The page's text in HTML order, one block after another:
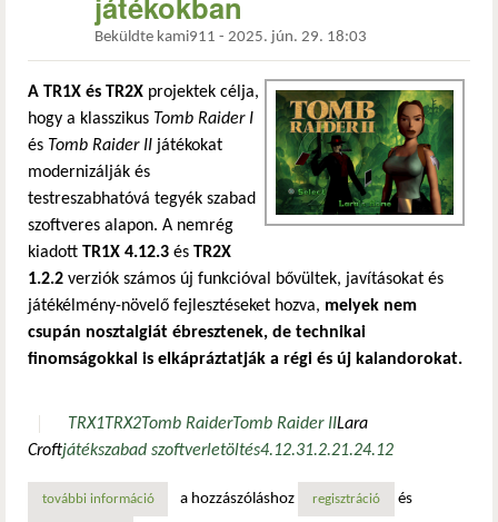
Beküldte kami911 - 2025. jún. 29. 18:03
A TR1X és TR2X projektek célja,
hogy a klasszikus Tomb Raider I
és Tomb Raider II játékokat
modernizálják és
testreszabhatóvá tegyék szabad
szoftveres alapon. A nemrég
kiadott TR1X 4.12.3 és TR2X
1.2.2 verziók számos új funkcióval bővültek, javításokat és
játékélmény-növelő fejlesztéseket hozva, melyek nem
csupán nosztalgiát ébresztenek, de technikai
finomságokkal is elkápráztatják a régi és új kalandorokat.
TRX1TRX2Tomb RaiderTomb Raider IILara
Croftjátékszabad szoftverletöltés4.12.31.2.21.24.12
további információszabadság és fejlesztés a klasszikus tomb raider
a hozzászóláshoz regisztráció és